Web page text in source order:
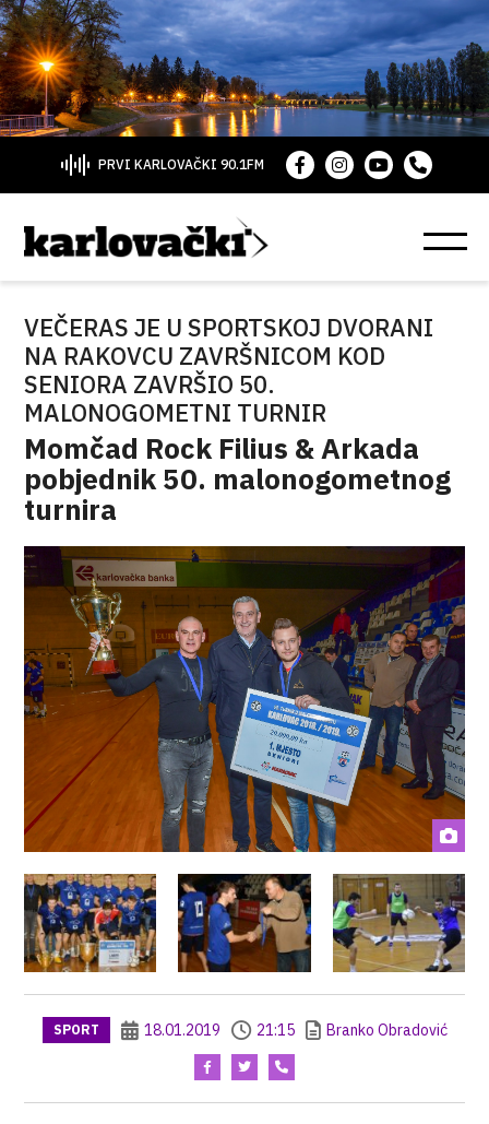
PRVI KARLOVAČKI 90.1FM
VEČERAS JE U SPORTSKOJ DVORANI
NA RAKOVCU ZAVRŠNICOM KOD
SENIORA ZAVRŠIO 50.
MALONOGOMETNI TURNIR
Momčad Rock Filius & Arkada
pobjednik 50. malonogometnog
turnira
SPORT 18.01.2019 21:15 Branko Obradović